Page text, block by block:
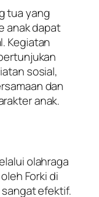
tua yang
anak dapat
Kegiatan
sosial,
dan
anak.
olahraga
Forki di
efektif.